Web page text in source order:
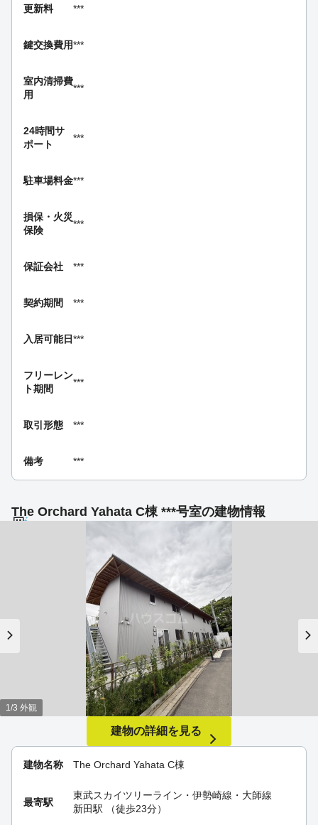
更新料 ***
鍵交換費用***
室内清掃費
用
***
24時間サ
ポート
***
駐車場料金***
損保・ 火災
保険
***
保証会社 ***
契約期間 ***
入居可能日***
フリーレン
ト期間
***
取引形態 ***
備考 ***
The Orchard Yahata C棟 ***号室の建物情報
建物名称 The Orchard Yahata C棟
最寄駅
東武スカイツリーライン・伊勢崎線・大師線
新田駅 （徒歩23分）
1/3 外観
建物の詳細を見る